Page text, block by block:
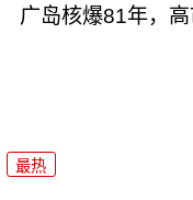
广岛核爆81年，高
最热